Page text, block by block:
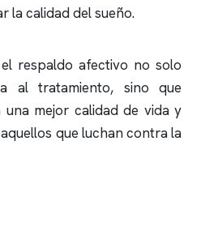
la calidad del sueño.
respaldo afectivo no solo
al tratamiento, sino que
mejor calidad de vida y
que luchan contra la